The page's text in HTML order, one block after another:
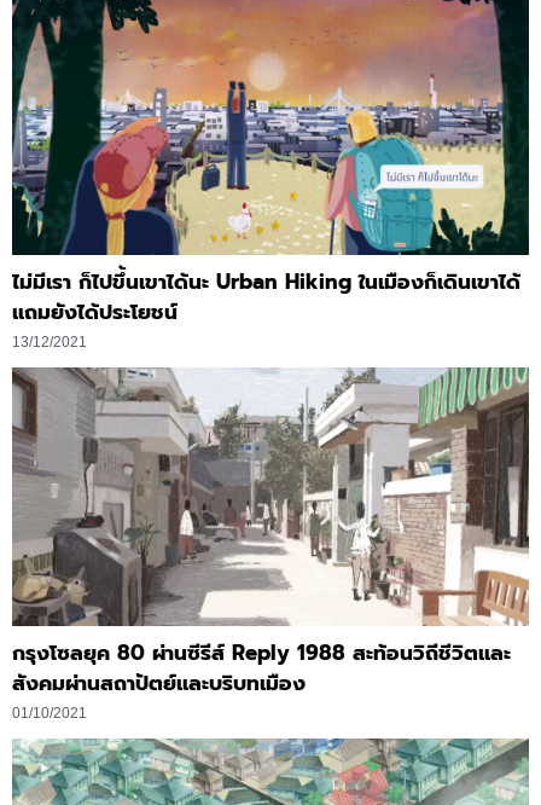
ไม่มีเรา ก็ไปขึ้นเขาได้นะ Urban Hiking ในเมืองก็เดินเขาได้
แถมยังได้ประโยชน์
13/12/2021
กรุงโซลยุค 80 ผ่านซีรีส์ Reply 1988 สะท้อนวิถีชีวิตและ
สังคมผ่านสถาปัตย์และบริบทเมือง
01/10/2021